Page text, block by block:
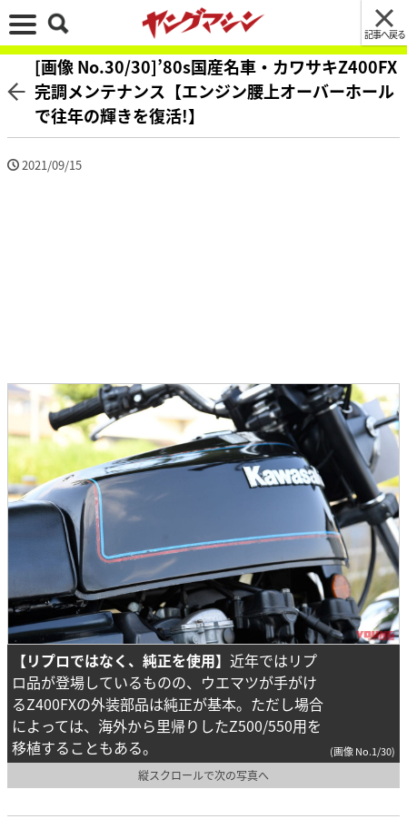
記事へ戻る
[画像 No.30/30]’80s国産名車・カワサキZ400FX
完調メンテナンス【エンジン腰上オーバーホール
で往年の輝きを復活!】
2021/09/15
【リプロではなく、純正を使用】 近年ではリプ
ロ品が登場しているものの、ウエマツが手がけ
るZ400FXの外装部品は純正が基本。ただし場合
によっては、海外から里帰りしたZ500/550用を
移植することもある。
(画像 No.1/30)
縦スクロールで次の写真へ